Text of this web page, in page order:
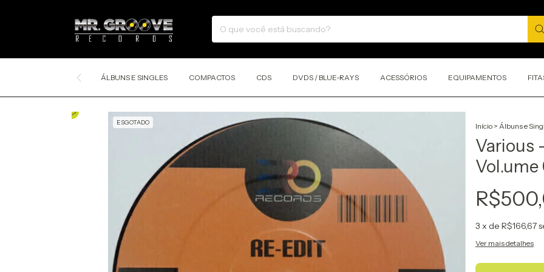
ÁLBUNS E SINGLES COMPACTOS CDS DVDS / BLUE-RAYS ACESSÓRIOS EQUIPAMENTOS
ESGOTADO Início > Álbuns e
Various
Vol.ume
3 x de R$166,67
Ver mais detalhes